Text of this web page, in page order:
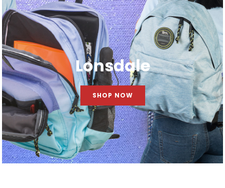
Lonsdale
SHOP NOW